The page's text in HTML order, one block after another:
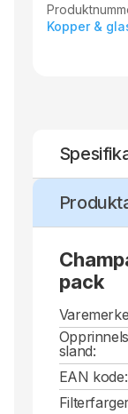
Kopper &
pack
sland:
EAN kode: